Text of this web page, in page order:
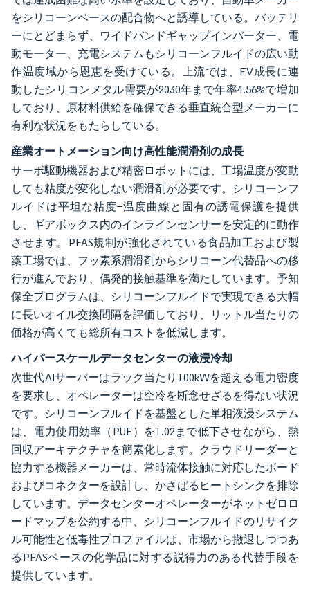
をシリコーンベースの配合物へと誘導している。バッテリ
ーにとどまらず、ワイドバンドギャップインバーター、電
動モーター、充電システムもシリコーンフルイドの広い動
作温度域から恩恵を受けている。上流では、EV成長に連
動したシリコンメタル需要が2030年まで年率4.56%で増加
しており、原材料供給を確保できる垂直統合型メーカーに
有利な状況をもたらしている。
産業オートメーション向け高性能潤滑剤の成長
サーボ駆動機器および精密ロボットには、工場温度が変動
しても粘度が変化しない潤滑剤が必要です。シリコーンフ
ルイドは平坦な粘度−温度曲線と固有の誘電保護を提供
し、ギアボックス内のインラインセンサーを安定的に動作
させます。PFAS規制が強化されている食品加工および製
薬工場では、フッ素系潤滑剤からシリコーン代替品への移
行が進んでおり、偶発的接触基準を満たしています。予知
保全プログラムは、シリコーンフルイドで実現できる大幅
に長いオイル交換間隔を評価しており、リットル当たりの
価格が高くても総所有コストを低減します。
ハイパースケールデータセンターの液浸冷却
次世代AIサーバーはラック当たり100kWを超える電力密度
を要求し、オペレーターは空冷を断念せざるを得ない状況
です。シリコーンフルイドを基盤とした単相液浸システム
は、電力使用効率（PUE）を1.02まで低下させながら、熱
回収アーキテクチャを簡素化します。クラウドリーダーと
協力する機器メーカーは、常時流体接触に対応したボード
およびコネクターを設計し、かさばるヒートシンクを排除
しています。データセンターオペレーターがネットゼロロ
ードマップを公約する中、シリコーンフルイドのリサイク
ル可能性と低毒性プロファイルは、市場から撤退しつつあ
るPFASベースの化学品に対する説得力のある代替手段を
提供しています。